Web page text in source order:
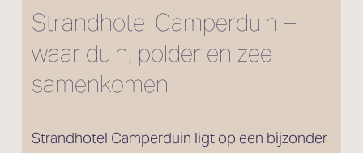
Strandhotel Camperduin –
waar duin, polder en zee
samenkomen
Strandhotel Camperduin ligt op een bijzonder